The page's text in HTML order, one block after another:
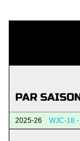
PAR
2025-26 WJC-18